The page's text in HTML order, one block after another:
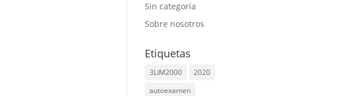
Sin categoría
Sobre nosotros
Etiquetas
3LIM2000
2020
autoexamen